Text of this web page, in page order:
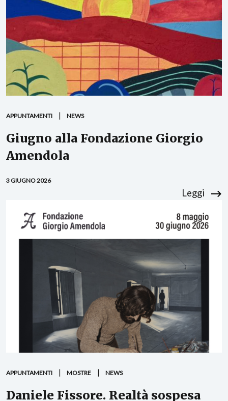
APPUNTAMENTI NEWS
Giugno alla Fondazione Giorgio
Amendola
3 GIUGNO 2026
Leggi
APPUNTAMENTI MOSTRE NEWS
Daniele Fissore. Realtà sospesa